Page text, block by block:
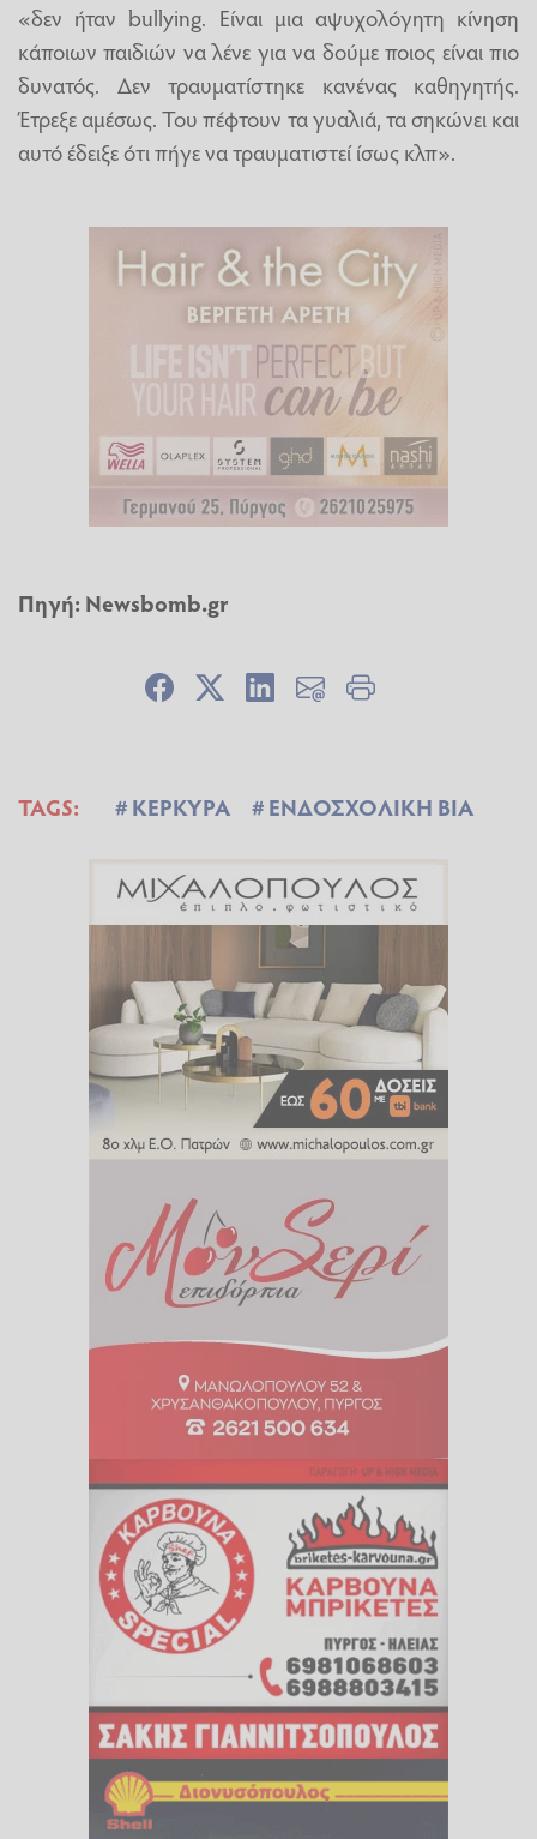
«δεν ήταν bullying. Είναι μια αψυχολόγητη κίνηση
κάποιων παιδιών να λένε για να δούμε ποιος είναι πιο
δυνατός. Δεν τραυματίστηκε κανένας καθηγητής.
Έτρεξε αμέσως. Του πέφτουν τα γυαλιά, τα σηκώνει και
αυτό έδειξε ότι πήγε να τραυματιστεί ίσως κλπ».
Πηγή: Newsbomb.gr
TAGS: ΚΕΡΚΥΡΑ ΕΝΔΟΣΧΟΛΙΚΗ ΒΙΑ